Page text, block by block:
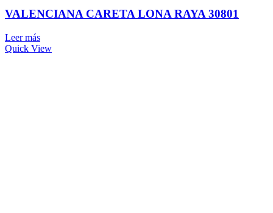
VALENCIANA CARETA LONA RAYA 30801
Leer más
Quick View